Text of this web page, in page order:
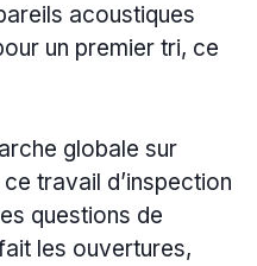
acoustiques
un premier tri, ce
globale sur
travail d’inspection
questions de
les ouvertures,